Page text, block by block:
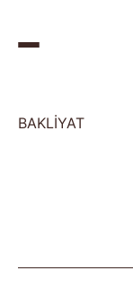
BAKLİYAT